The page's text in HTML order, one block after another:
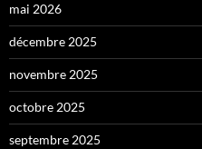
mai 2026
décembre 2025
novembre 2025
octobre 2025
septembre 2025